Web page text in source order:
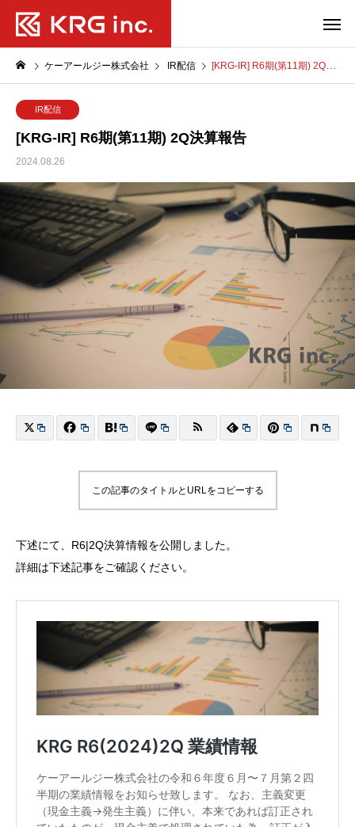
ケーアールジー株式会社 IR配信 [KRG-IR] R6期(第11期) 2Q決算報告
IR配信
[KRG-IR] R6期(第11期) 2Q決算報告
2024.08.26
この記事のタイトルとURLをコピーする
下述にて、R6|2Q決算情報を公開しました。
詳細は下述記事をご確認ください。